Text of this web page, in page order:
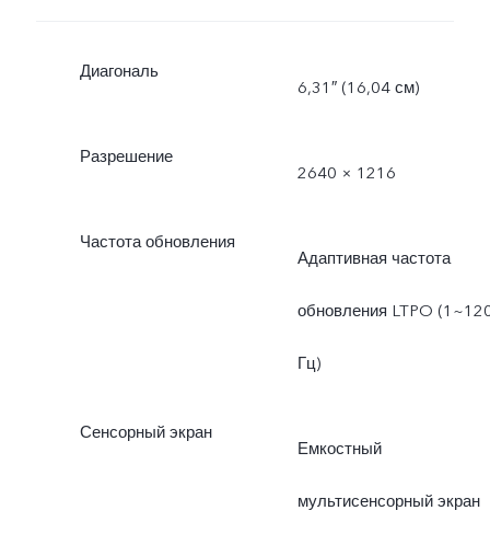
Диагональ
6,31″ (16,04 см)
Разрешение
2640 × 1216
Частота обновления
Адаптивная частота
обновления LTPO
Гц)
Сенсорный экран
Емкостный
мультисенсорный экран